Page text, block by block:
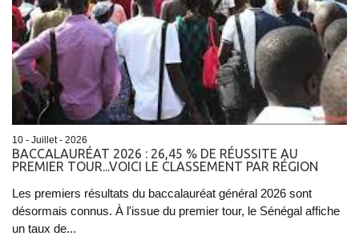
10 - Juillet - 2026
BACCALAURÉAT 2026 : 26,45 % DE RÉUSSITE AU
PREMIER TOUR...VOICI LE CLASSEMENT PAR RÉGION
Les premiers résultats du baccalauréat général 2026 sont
désormais connus. À l'issue du premier tour, le Sénégal affiche
un taux de...